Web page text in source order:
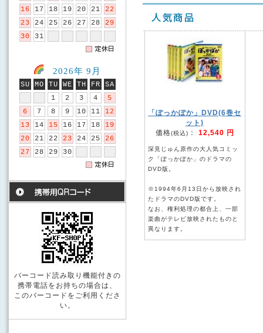
16
17 18 19 20 21
22
23
24 25 26 27 28
29
30
31
2026年 9月
SU MO TU WE TH FR
SA
1
2 3 4
5
6
7 8 9 10 11
12
13
14 15 16 17 18
19
20
21 22 23 24 25
26
27
28 29 30
バーコード読み取り機能付きの
携帯電話をお持ちの場合は、
このバーコードをご利用くださ
い。
「ぽっかぽか」DVD(6巻セ
ット)
価格(税込) ： 12,540 円
深見じゅん原作の大人気コミッ
ク「ぽっかぽか」のドラマの
DVD版。
※1994年6月13日から放映され
たドラマのDVD版です。
なお、権利処理の都合上、一部
楽曲がテレビ放映されたものと
異なります。